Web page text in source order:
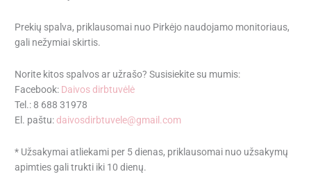
Prekių spalva, priklausomai nuo Pirkėjo naudojamo monitoriaus,
gali nežymiai skirtis.
Norite kitos spalvos ar užrašo? Susisiekite su mumis:
Facebook: Daivos dirbtuvėlė
Tel.: 8 688 31978
El. paštu: daivosdirbtuvele@gmail.com
* Užsakymai atliekami per 5 dienas, priklausomai nuo užsakymų
apimties gali trukti iki 10 dienų.